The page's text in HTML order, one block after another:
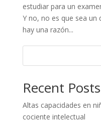
estudiar para un
Y no, no es que sea
hay una razón...
Recent Posts
Altas capacidades en
cociente intelectual